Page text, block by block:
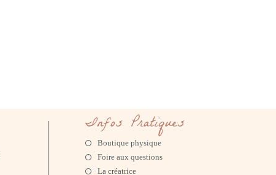
Infos Pratiques
Boutique physique
Foire aux questions
La créatrice